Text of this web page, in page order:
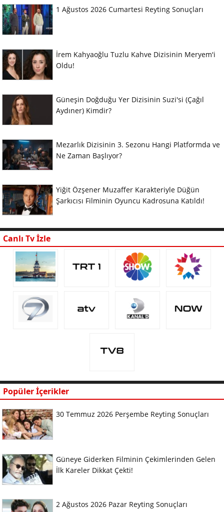
1 Ağustos 2026 Cumartesi Reyting Sonuçları
İrem Kahyaoğlu Tuzlu Kahve Dizisinin Meryem'i
Oldu!
Güneşin Doğduğu Yer Dizisinin Suzi'si (Çağıl
Aydıner) Kimdir?
Mezarlık Dizisinin 3. Sezonu Hangi Platformda ve
Ne Zaman Başlıyor?
Yiğit Özşener Muzaffer Karakteriyle Düğün
Şarkıcısı Filminin Oyuncu Kadrosuna Katıldı!
Canlı Tv İzle
Popüler İçerikler
30 Temmuz 2026 Perşembe Reyting Sonuçları
Güneye Giderken Filminin Çekimlerinden Gelen
İlk Kareler Dikkat Çekti!
2 Ağustos 2026 Pazar Reyting Sonuçları